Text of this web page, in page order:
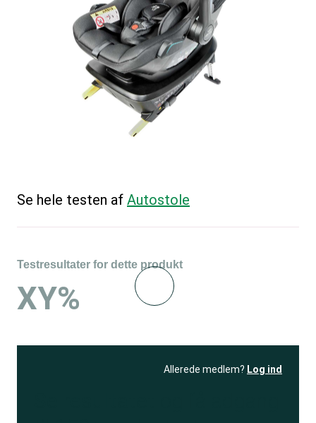
Se hele testen af Autostole
Testresultater for dette produkt
XY%
Allerede medlem? Log ind